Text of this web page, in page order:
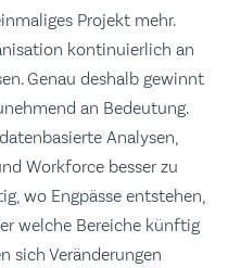
Projekt mehr.
kontinuierlich an
Genau deshalb gewinnt
an Bedeutung.
Analysen,
Workforce besser zu
wo Engpässe entstehen,
welche Bereiche künftig
sich Veränderungen